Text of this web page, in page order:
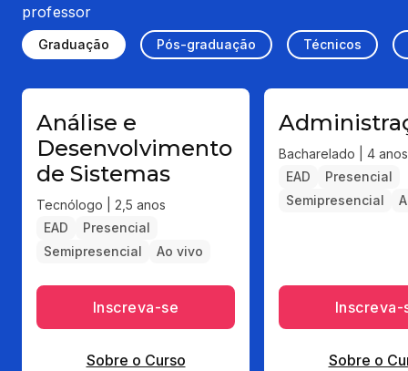
professor
Graduação Pós-graduação Técnicos
Análise e
Desenvolvimento
de Sistemas
Tecnólogo | 2,5 anos
EAD
Presencial
Semipresencial
Ao vivo
Inscreva-se
Sobre o Curso
Bacharelado | 4 anos
EAD
Presencial
Semipresencial
Inscreva-
Sobre o